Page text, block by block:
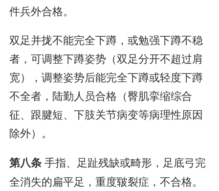
件兵外合格。
双足并拢不能完全下蹲，或勉强下蹲不稳
者，可调整下蹲姿势（双足分开不超过肩
宽），调整姿势后能完全下蹲或轻度下蹲
不全者，陆勤人员合格（臀肌挛缩综合
征、跟腱短、下肢关节病变等病理性原因
除外）。
第八条手指、足趾残缺或畸形，足底弓完
全消失的扁平足，重度皲裂症，不合格。